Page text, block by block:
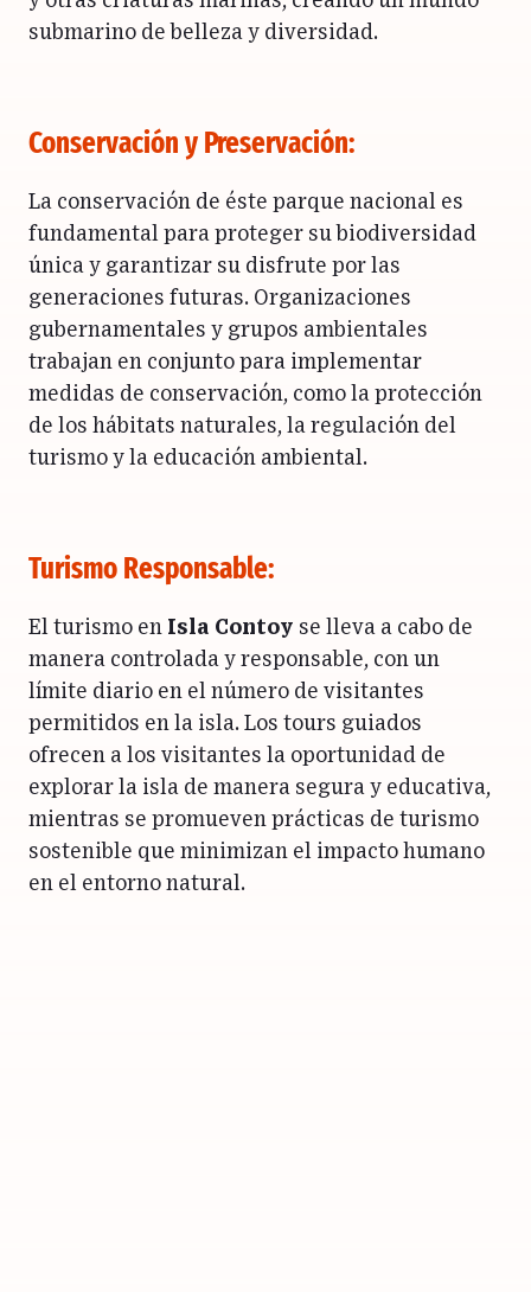
submarino de belleza y diversidad.
Conservación y Preservación:
La conservación de éste parque nacional es
fundamental para proteger su biodiversidad
única y garantizar su disfrute por las
generaciones futuras. Organizaciones
gubernamentales y grupos ambientales
trabajan en conjunto para implementar
medidas de conservación, como la protección
de los hábitats naturales, la regulación del
turismo y la educación ambiental.
Turismo Responsable:
El turismo en Isla Contoy se lleva a cabo de
manera controlada y responsable, con un
límite diario en el número de visitantes
permitidos en la isla. Los tours guiados
ofrecen a los visitantes la oportunidad de
explorar la isla de manera segura y educativa,
mientras se promueven prácticas de turismo
sostenible que minimizan el impacto humano
en el entorno natural.